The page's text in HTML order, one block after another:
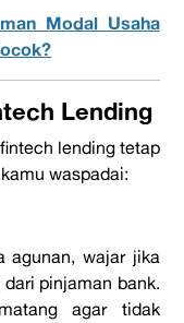
Modal Usaha
Lending
fintech lending tetap
waspadai:
agunan, wajar jika
pinjaman bank.
agar tidak